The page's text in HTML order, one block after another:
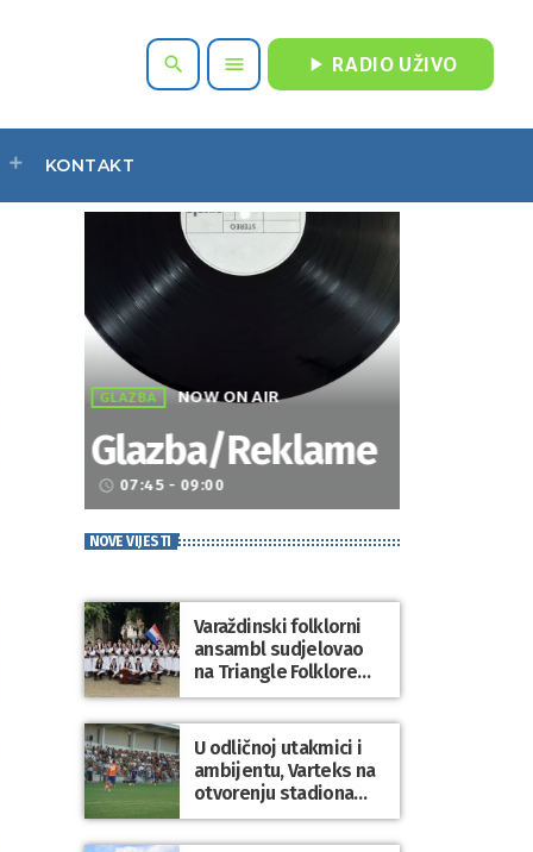
KONTAKT
search menu play_arrow RADIO UŽIVO
GLAZBA NOW ON AIR
Glazba/Reklame
access_time 07:45 - 09:00
NOVE VIJESTI
Varaždinski folklorni
ansambl sudjelovao
na Triangle Folklore
Festivalu u Danskoj
U odličnoj utakmici i
ambijentu, Varteks na
otvorenju stadiona
odigrao 1:1 s
Mariborom